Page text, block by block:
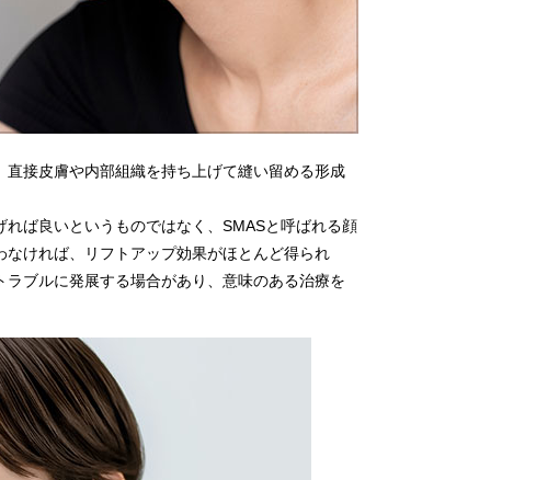
接皮膚や内部組織を持ち上げて縫い留める形成
ば良いというものではなく、SMASと呼ばれる顔
ければ、リフトアップ効果がほとんど得られ
ブルに発展する場合があり、意味のある治療を